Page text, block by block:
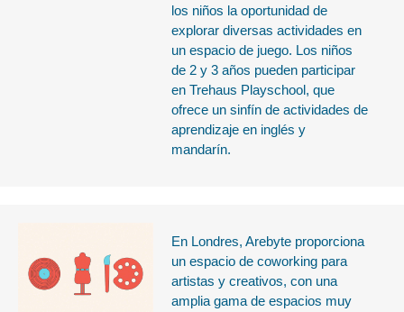
los niños la oportunidad de
explorar diversas actividades en
un espacio de juego. Los niños
de 2 y 3 años pueden participar
en Trehaus Playschool, que
ofrece un sinfín de actividades de
aprendizaje en inglés y
mandarín.
En Londres, Arebyte proporciona
un espacio de coworking para
artistas y creativos, con una
amplia gama de espacios muy